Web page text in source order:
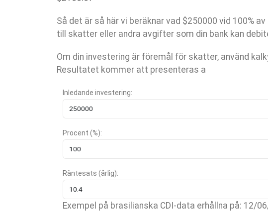
Så det är så här vi beräknar vad $250000 vid 100%
till skatter eller andra avgifter som din bank kan
Om din investering är föremål för skatter, använd
Resultatet kommer att presenteras a
Inledande investering:
Procent (%):
Räntesats (årlig):
Exempel på brasilianska CDI-data erhållna på: 12/